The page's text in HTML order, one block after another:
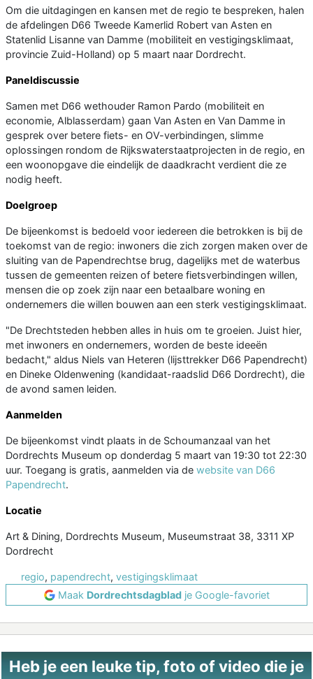
Om die uitdagingen en kansen met de regio te bespreken, halen
de afdelingen D66 Tweede Kamerlid Robert van Asten en
Statenlid Lisanne van Damme (mobiliteit en vestigingsklimaat,
provincie Zuid-Holland) op 5 maart naar Dordrecht.
Paneldiscussie
Samen met D66 wethouder Ramon Pardo (mobiliteit en
economie, Alblasserdam) gaan Van Asten en Van Damme in
gesprek over betere fiets- en OV-verbindingen, slimme
oplossingen rondom de Rijkswaterstaatprojecten in de regio, en
een woonopgave die eindelijk de daadkracht verdient die ze
nodig heeft.
Doelgroep
De bijeenkomst is bedoeld voor iedereen die betrokken is bij de
toekomst van de regio: inwoners die zich zorgen maken over de
sluiting van de Papendrechtse brug, dagelijks met de waterbus
tussen de gemeenten reizen of betere fietsverbindingen willen,
mensen die op zoek zijn naar een betaalbare woning en
ondernemers die willen bouwen aan een sterk vestigingsklimaat.
"De Drechtsteden hebben alles in huis om te groeien. Juist hier,
met inwoners en ondernemers, worden de beste ideeën
bedacht," aldus Niels van Heteren (lijsttrekker D66 Papendrecht)
en Dineke Oldenwening (kandidaat-raadslid D66 Dordrecht), die
de avond samen leiden.
Aanmelden
De bijeenkomst vindt plaats in de Schoumanzaal van het
Dordrechts Museum op donderdag 5 maart van 19:30 tot 22:30
uur. Toegang is gratis, aanmelden via de website van D66
Papendrecht.
Locatie
Art & Dining, Dordrechts Museum, Museumstraat 38, 3311 XP
Dordrecht
regio, papendrecht, vestigingsklimaat
Maak Dordrechtsdagbladje Google-favoriet
Heb je een leuke tip, foto of video die je